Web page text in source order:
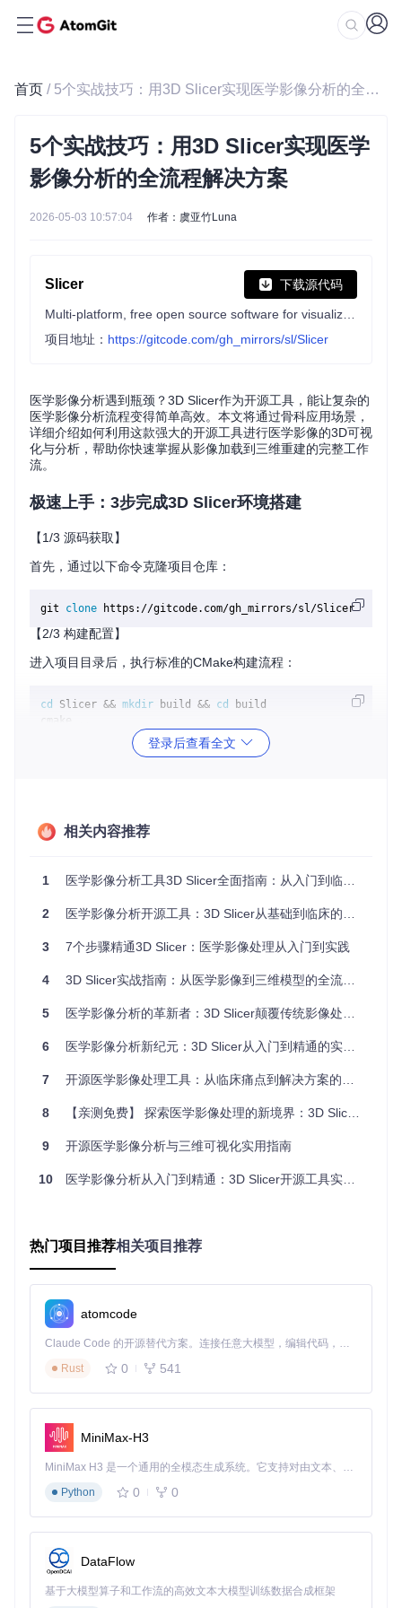
首页 / 5个实战技巧：用3D Slicer实现医学影像分析的全流程解决方案
5个实战技巧：用3D Slicer实现医学
影像分析的全流程解决方案
2026-05-03 10:57:04 作者：虞亚竹Luna
Slicer 下载源代码
项目地址： https://gitcode.com/gh_mirrors/sl/Slicer
医学影像分析遇到瓶颈？3D Slicer作为开源工具，能让复杂的
医学影像分析流程变得简单高效。本文将通过骨科应用场景，
详细介绍如何利用这款强大的开源工具进行医学影像的3D可视
化与分析，帮助你快速掌握从影像加载到三维重建的完整工作
流。
极速上手：3步完成3D Slicer环境搭建
【1/3 源码获取】
首先，通过以下命令克隆项目仓库：
git clone
【2/3 构建配置】
进入项目目录后，执行标准的CMake构建流程：
cd Slicer && mkdir build && cd build
cmake ..
【3/3 启动程序】
核心能力解析：骨科影像三维重建实战指南
3D Slicer的核心功能之一是实现医学影像的三维重建，在骨科
相关模块提供支持，能够将二维的CT或MRI影像转换为直观的
打开3D Slicer后，通过数据模块导入DICOM格式的骨科影
对影像进行预处理，包括调整窗宽窗位，以清晰显示骨骼
利用阈值工具初步筛选出骨骼区域，为后续的三维重建做
精准标注：骨科标记点测量操作流程
在骨科影像分析中，精准的标记点测量对于手术规划和病情评
估至关重要。3D Slicer的标记模块提供了便捷的标记点添加和
测量功能。
Slicer/raw/94d3a5a06f7f00fe63d20e89fb4c0b7d9653bdfc/M
odules/Loadable/Markups/Testing/Data/Input/AnnotationTes
t/Master Scene View.png?utm_source=gitcode_repo_files)
标记点添加与测量步骤
在3D Slicer界面中，打开标记模块，选择标记点工具。
在影像的二维切片或三维视图中，点击需要标记的骨骼特
系统会自动计算标记点之间的距离等参数，并在界面上显
示测量结果。
将测量结果导出为报告，方便后续的分析和存档。
进阶技巧：提升骨科影像分析效率的方法
登录后查看全文
相关内容推荐
1 医学影像分析工具3D Slicer全面指南：从入门到临床应用
2 医学影像分析开源工具：3D Slicer从基础到临床的全流程应用指南
3 7个步骤精通3D Slicer：医学影像处理从入门到实践
4 3D Slicer实战指南：从医学影像到三维模型的全流程解析
5 医学影像分析的革新者：3D Slicer颠覆传统影像处理流程的全方位解析
6 医学影像分析新纪元：3D Slicer从入门到精通的实战指南
7 开源医学影像处理工具：从临床痛点到解决方案的完整指南
8 【亲测免费】 探索医学影像处理的新境界：3D Slicer 中文教程资源推荐
9 开源医学影像分析与三维可视化实用指南
10 医学影像分析从入门到精通：3D Slicer开源工具实战指南
热门项目推荐相关项目推荐
atomcode
Claude Code 的开源替代方案。连接任意大模型，编辑代码，运行命令，自动验证 — 全自动执行。用 Rust 构建，极致性能。 ｜ An open-source alternative to Claude Code. Connect any LLM, edit code, run commands, and verify changes — autonomously. Built in Rust for speed. Get Started
Rust
0 541
MiniMax-H3
MiniMax H3 是一个通用的全模态生成系统。它支持对由文本、图像、视频和音频组成的多模态上下文进行统一理解，并能生成分辨率高达 2K、时长可达 15 秒的带原生立体声音频的视频。得益于面向任务泛化的系统设计，H3 在预训练阶段就已具备广泛的多模态上下文理解与生成能力，能够出色地执行复杂的多模态指令。
Python
0 0
DataFlow
基于大模型算子和工作流的高效文本大模型训练数据合成框架